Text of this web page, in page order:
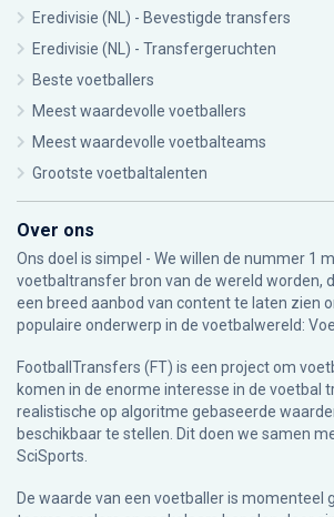
Eredivisie (NL) - Bevestigde transfers
Eredivisie (NL) - Transfergeruchten
Beste voetballers
Meest waardevolle voetballers
Meest waardevolle voetbalteams
Grootste voetbaltalenten
Over ons
Ons doel is simpel - We willen de nummer 1
voetbaltransfer bron van de wereld worden,
een breed aanbod van content te laten zien
populaire onderwerp in de voetbalwereld:
FootballTransfers (FT) is een project om
komen in de enorme interesse in de voetbal
realistische op algoritme gebaseerde
beschikbaar te stellen. Dit doen we samen
SciSports
De waarde van een voetballer is momenteel